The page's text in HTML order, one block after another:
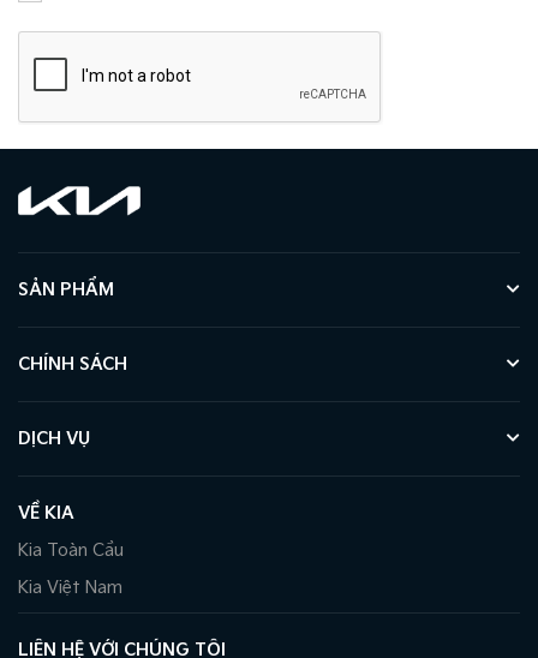
SẢN PHẨM
CHÍNH SÁCH
DỊCH VỤ
VỀ KIA
Kia Toàn Cầu
Kia Việt Nam
LIÊN HỆ VỚI CHÚNG TÔI